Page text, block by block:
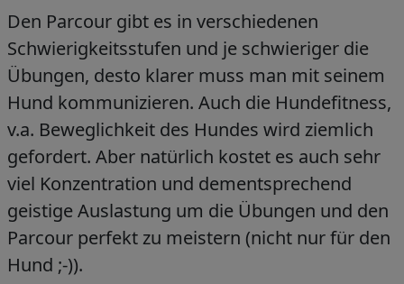
Den Parcour gibt es in verschiedenen
Schwierigkeitsstufen und je schwieriger die
Übungen, desto klarer muss man mit seinem
Hund kommunizieren. Auch die Hundefitness,
v.a. Beweglichkeit des Hundes wird ziemlich
gefordert. Aber natürlich kostet es auch sehr
viel Konzentration und dementsprechend
geistige Auslastung um die Übungen und den
Parcour perfekt zu meistern (nicht nur für den
Hund ;-)).